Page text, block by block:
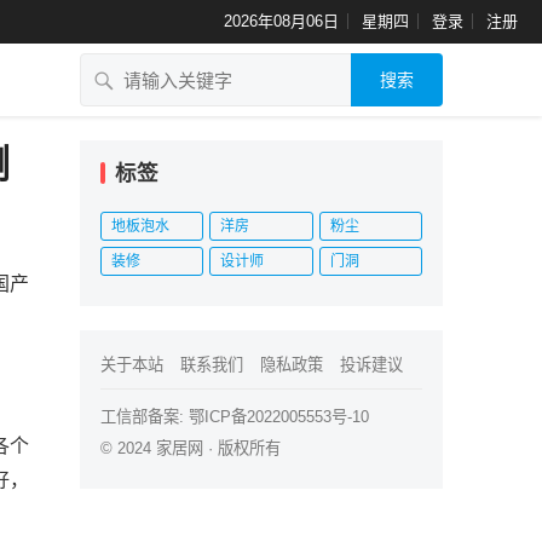
2026年08月06日 星期四 登录 注册
搜索
产
个
标签
地板泡水 洋房 粉尘
装修 设计师 门洞
关于本站 联系我们 隐私政策 投诉建议
工信部备案: 鄂ICP备2022005553号-10
© 2024 家居网 · 版权所有